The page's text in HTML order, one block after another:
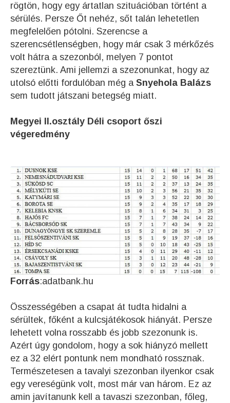
rögtön, hogy egy ártatlan szituációban történt a
sérülés. Persze Őt nehéz, sőt talán lehetetlen
megfelelően pótolni. Szerencse a
szerencsétlenségben, hogy már csak 3 mérkőzés
volt hátra a szezonból, melyen 7 pontot
szereztünk. Ami jellemzi a szezonunkat, hogy az
utolsó előtti fordulóban még a Snyehola Balázs
sem tudott játszani betegség miatt.
Megyei II.osztály Déli csoport őszi
végeredmény
Forrás:adatbank.hu
Összességében a csapat át tudta hidalni a
sérültek, főként a kulcsjátékosok hiányát. Persze
lehetett volna rosszabb és jobb szezonunk is.
Azért úgy gondolom, hogy a sok hiányzó mellett
ez a 32 elért pontunk nem mondható rossznak.
Természetesen a tavalyi szezonban ilyenkor csak
egy vereségünk volt, most már van három. Ez az
amin javítanunk kell a tavaszi szezonban, főleg,